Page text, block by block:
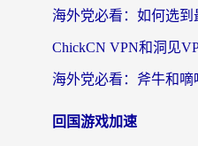
回国游戏加速